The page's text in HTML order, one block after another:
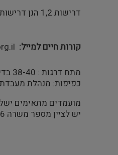
דרישות 1,2 הנן דרישות סף.
קורות חיים למייל
מתח דרגות : 38-40 בדירוג המח"ר
כפיפות: מנהלת
מועמדים מתאימים ישלחו
יש לציין מספר משרה JB-166 בנושא המייל